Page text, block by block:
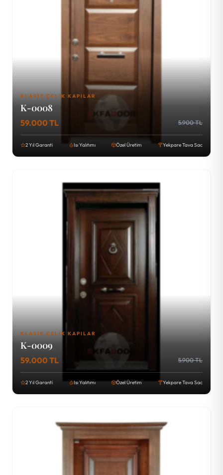
KLASIK ÇELIK KAPILAR
K-0008
59.000 TL 5.900 TL
2 Yıl Garanti Isı Yalıtımı Özel Üretim Yekpare Tava Sac
KLASIK ÇELIK KAPILAR
K-0009
59.000 TL 5.900 TL
2 Yıl Garanti Isı Yalıtımı Özel Üretim Yekpare Tava Sac